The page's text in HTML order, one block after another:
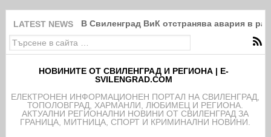
LATEST NEWS В Свиленград ВиК отстранява авария в
НОВИНИТЕ ОТ СВИЛЕНГРАД И РЕГИОНА | E-
SVILENGRAD.COM
EЛЕКТРОНЕН ИНФОРМАЦИОНЕН ПОРТАЛ НА СВИЛЕНГРАД,
ТОПОЛОВГРАД, ХАРМАНЛИ, ЛЮБИМЕЦ И РЕГИОНА.
АКТУАЛНИ РЕГИОНАЛНИ НОВИНИ ОТ СВИЛЕНГРАД ЗА
ГРАНИЦА, МИТНИЦА, СПОРТ И КРИМИНАЛНИ НОВИНИ.